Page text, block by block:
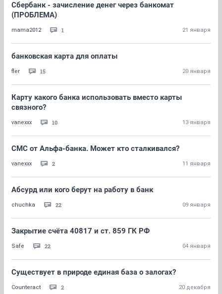
Сбербанк - зачисление денег через банкомат
(ПРОБЛЕМА)
mama2012 1 21 января
банковская карта для оплаты
fler 15 20 января
Карту какого банка использовать вместо карты
связного?
vanexxx 10 13 января
СМС от Альфа-банка. Может кто сталкивался?
vanexxx 2 11 января
Абсурд или кого берут на работу в банк
chuchka 22 09 января
Закрытие счёта 40817 и ст. 859 ГК РФ
Safe 22 04 января
Существует в природе единая база о залогах?
Counteract 2 20 декабря